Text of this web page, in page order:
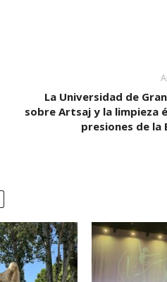
La Universidad de
sobre Artsaj y la limpieza
presiones de la